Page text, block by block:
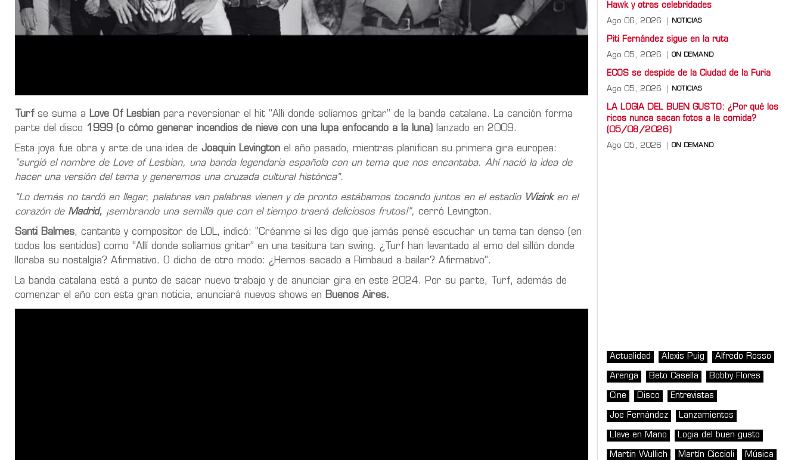
Turfse suma a Love Of Lesbian para reversionar el hit “Allí donde solíamos gritar” de la banda catalana. La canción forma
parte del disco 1999 (o cómo generar incendios de nieve con una lupa enfocando a la luna) lanzado en 2009.
Esta joya fue obra y arte de una idea de Joaquin Levington el año pasado, mientras planifican su primera gira europea:
“surgió el nombre de Love of Lesbian, una banda legendaria española con un tema que nos encantaba. Ahí nació la idea de
hacer una versión del tema y generemos una cruzada cultural histórica".
“Lo demás no tardó en llegar, palabras van palabras vienen y de pronto estábamos tocando juntos en el estadio Wizinken el
corazón de Madrid, ¡sembrando una semilla que con el tiempo traerá deliciosos frutos!”, cerró Levington.
Santi Balmes, cantante y compositor de LOL, indicó: "Créanme si les digo que jamás pensé escuchar un tema tan denso (en
todos los sentidos) como “Allí donde solíamos gritar” en una tesitura tan swing. ¿Turf han levantado al emo del sillón donde
lloraba su nostalgia? Afirmativo. O dicho de otro modo: ¿Hemos sacado a Rimbaud a bailar? Afirmativo”.
La banda catalana está a punto de sacar nuevo trabajo y de anunciar gira en este 2024. Por su parte, Turf, además de
comenzar el año con esta gran noticia, anunciará nuevos shows en Buenos Aires.
Hawk y otras celebridades
Ago 06, 2026 NOTICIAS
Piti Fernández sigue en la ruta
Ago 05, 2026 ON DEMAND
ECOS se despide de la Ciudad de la Furia
Ago 05, 2026 NOTICIAS
LA LOGIA DEL BUEN GUSTO: ¿Por qué los
ricos nunca sacan fotos a la comida?
(05/08/2026)
Ago 05, 2026 ON DEMAND
Actualidad Alexis Puig Alfredo Rosso
Arenga Beto Casella Bobby Flores
Cine Disco Entrevistas
Joe Fernández Lanzamientos
Llave en Mano Logia del buen gusto
Martin Wullich Martín Ciccioli Música